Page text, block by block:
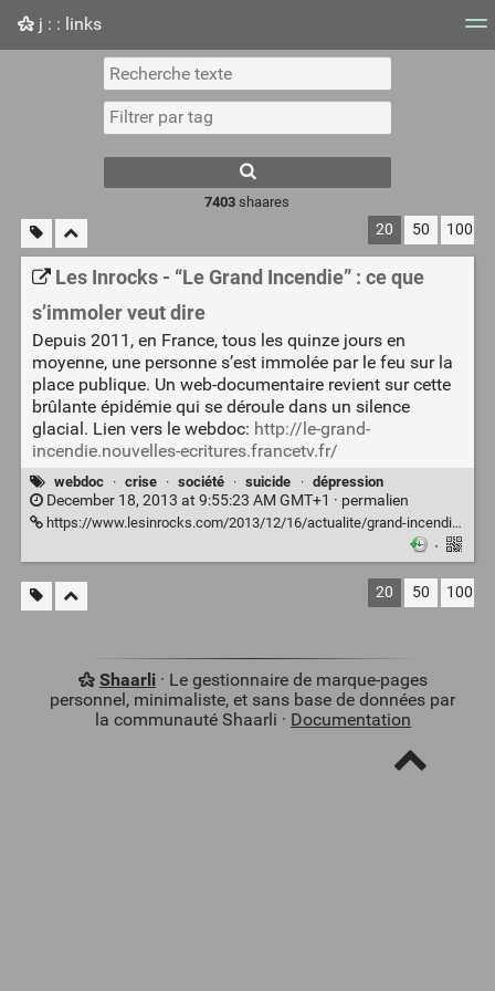
j : : links
Nuage de tags Mur d'images
7403 shaares
20 50 100
Les Inrocks - “Le Grand Incendie” : ce que
s’immoler veut dire
Depuis 2011, en France, tous les quinze jours en
moyenne, une personne s’est immolée par le feu sur la
place publique. Un web-documentaire revient sur cette
brûlante épidémie qui se déroule dans un silence
glacial. Lien vers le webdoc: http://le-grand-
incendie.nouvelles-ecritures.francetv.fr/
webdoc · crise · société · suicide · dépression
December 18, 2013 at 9:55:23 AM GMT+1 · permalien
https://www.lesinrocks.com/2013/12/16/actualite/grand-incendie-ce-simmoler-veut-dire-11453351/
·
20 50 100
Shaarli· Le gestionnaire de marque-pages
personnel, minimaliste, et sans base de données par
la communauté Shaarli · Documentation